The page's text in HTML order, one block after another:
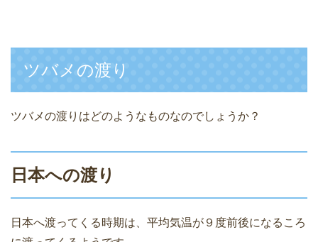
ツバメの渡り
ツバメの渡りはどのようなものなのでしょうか？
日本への渡り
日本へ渡ってくる時期は、平均気温が９度前後になるころ